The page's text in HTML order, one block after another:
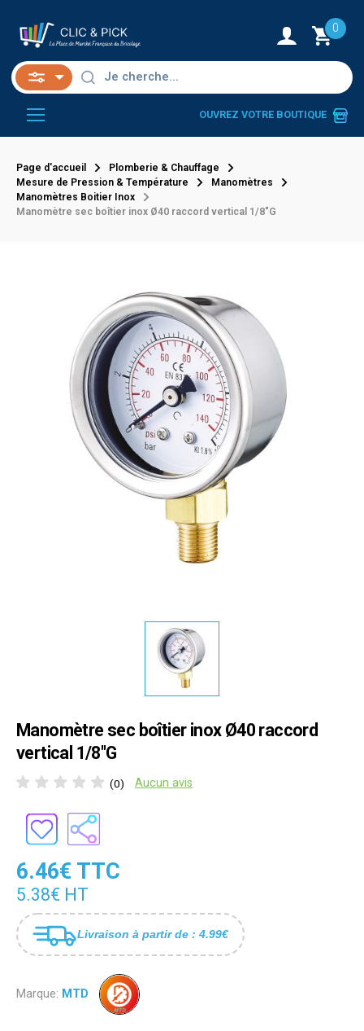
0
OUVREZ VOTRE BOUTIQUE
Page d'accueil
Plomberie & Chauffage
Mesure de Pression & Température
Manomètres
Manomètres Boitier Inox
Manomètre sec boîtier inox Ø40 raccord vertical 1/8"G
Manomètre sec boîtier inox Ø40 raccord
vertical 1/8"G
(0) Aucun avis
6.46€ TTC
5.38€ HT
Livraison à partir de : 4.99€
Marque: MTD